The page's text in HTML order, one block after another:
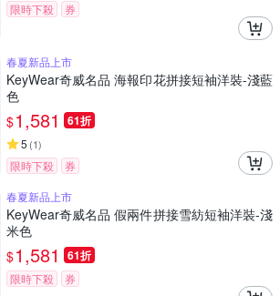
限時下殺 券
春夏新品上市
KeyWear奇威名品 海報印花拼接短袖洋裝-淺藍
色
$1,581 61折
5 (1)
限時下殺
券
春夏新品上市
KeyWear奇威名品 假兩件拼接雪紡短袖洋裝-淺
米色
$1,581 61折
限時下殺 券